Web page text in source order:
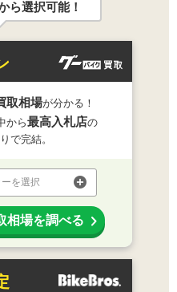
ら選択可能！
取相場が分かる！
から最高入札店の
で完結。
を選択
相場を調べる